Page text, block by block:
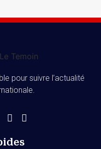
pour suivre l’actualité